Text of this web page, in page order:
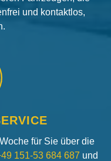
und kontaktlos,
für Sie über die
151-53 684 687 und